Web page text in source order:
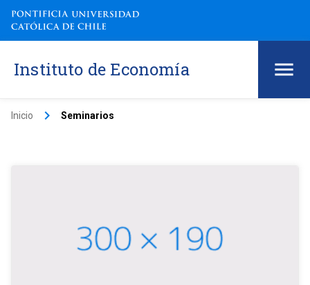
Instituto de Economía
Inicio keyboard_arrow_right Seminarios